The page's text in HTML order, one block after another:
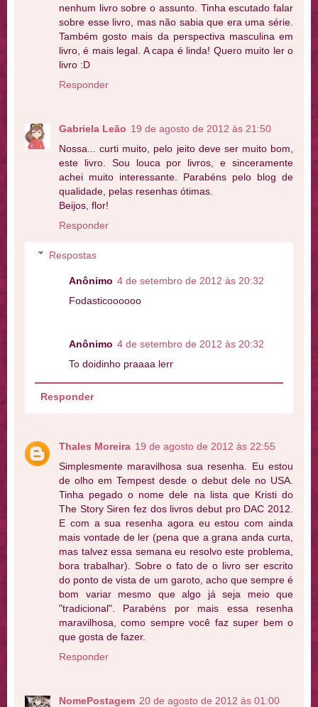
nenhum livro sobre o assunto. Tinha escutado falar
sobre esse livro, mas não sabia que era uma série.
Também gosto mais da perspectiva masculina em
livro, é mais legal. A capa é linda! Quero muito ler o
livro :D
Responder
Gabriela Leão 19 de agosto de 2012 às 21:50
Nossa... curti muito, pelo jeito deve ser muito bom,
este livro. Sou louca por livros, e sinceramente
achei muito interessante. Parabéns pelo blog de
qualidade, pelas resenhas ótimas.
Beijos, flor!
Responder
Respostas
Anônimo 4 de setembro de 2012 às 20:32
Fodasticoooooo
Anônimo 4 de setembro de 2012 às 20:32
To doidinho praaaa lerr
Responder
Thales Moreira 19 de agosto de 2012 às 22:55
Simplesmente maravilhosa sua resenha. Eu estou
de olho em Tempest desde o debut dele no USA.
Tinha pegado o nome dele na lista que Kristi do
The Story Siren fez dos livros debut pro DAC 2012.
E com a sua resenha agora eu estou com ainda
mais vontade de ler (pena que a grana anda curta,
mas talvez essa semana eu resolvo este problema,
bora trabalhar). Sobre o fato de o livro ser escrito
do ponto de vista de um garoto, acho que sempre é
bom variar mesmo que algo já seja meio que
"tradicional". Parabéns por mais essa resenha
maravilhosa, como sempre você faz super bem o
que gosta de fazer.
Responder
NomePostagem 20 de agosto de 2012 às 01:00